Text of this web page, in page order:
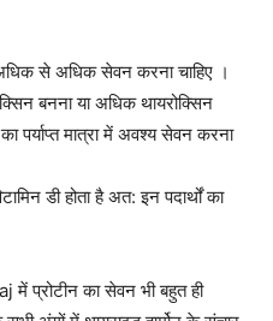
अधिक से अधिक सेवन करना चाहिए ।
बनना या अधिक थायरोक्सिन
पर्याप्त मात्रा में अवश्य सेवन करना
डी होता है अत: इन पदार्थों का
प्रोटीन का सेवन भी बहुत ही